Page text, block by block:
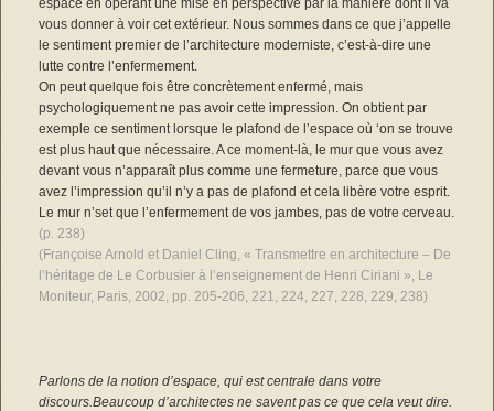
espace en opérant une mise en perspective par la manière dont il va
vous donner à voir cet extérieur. Nous sommes dans ce que j’appelle
le sentiment premier de l’architecture moderniste, c’est-à-dire une
lutte contre l’enfermement.
On peut quelque fois être concrètement enfermé, mais
psychologiquement ne pas avoir cette impression. On obtient par
exemple ce sentiment lorsque le plafond de l’espace où ‘on se trouve
est plus haut que nécessaire. A ce moment-là, le mur que vous avez
devant vous n’apparaît plus comme une fermeture, parce que vous
avez l’impression qu’il n’y a pas de plafond et cela libère votre esprit.
Le mur n’set que l’enfermement de vos jambes, pas de votre cerveau.
(p. 238)
(Françoise Arnold et Daniel Cling, « Transmettre en architecture – De
l’héritage de Le Corbusier à l’enseignement de Henri Ciriani », Le
Moniteur, Paris, 2002, pp. 205-206, 221, 224, 227, 228, 229, 238)
Parlons de la notion d’espace, qui est centrale dans votre
discours.Beaucoup d’architectes ne savent pas ce que cela veut dire.